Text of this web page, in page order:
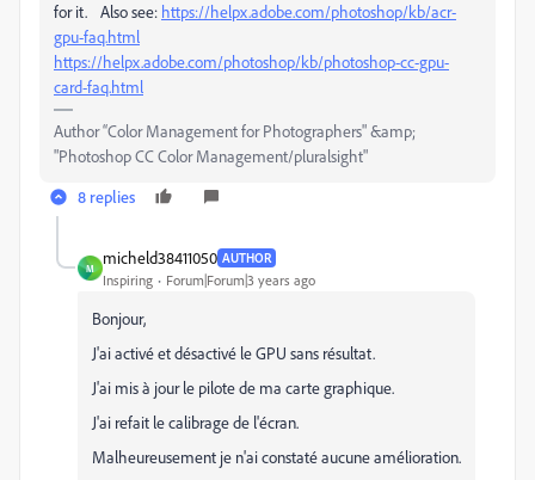
for it. Also see: https://helpx.adobe.com/photoshop/kb/acr-
gpu-faq.html
https://helpx.adobe.com/photoshop/kb/photoshop-cc-gpu-
card-faq.html
Author “Color Management for Photographers" &amp;
"Photoshop CC Color Management/pluralsight"
8 replies
M
micheld38411050 AUTHOR
Inspiring Forum|Forum|3 years ago
Bonjour,
J'ai activé et désactivé le GPU sans résultat.
J'ai mis à jour le pilote de ma carte graphique.
J'ai refait le calibrage de l'écran.
Malheureusement je n'ai constaté aucune amélioration.